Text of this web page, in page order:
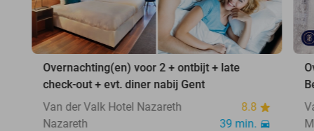
Overnachting(en) voor 2 + ontbijt + late
check-out + evt. diner nabij Gent
Van der Valk Hotel Nazareth
8.8
Nazareth
39 min.